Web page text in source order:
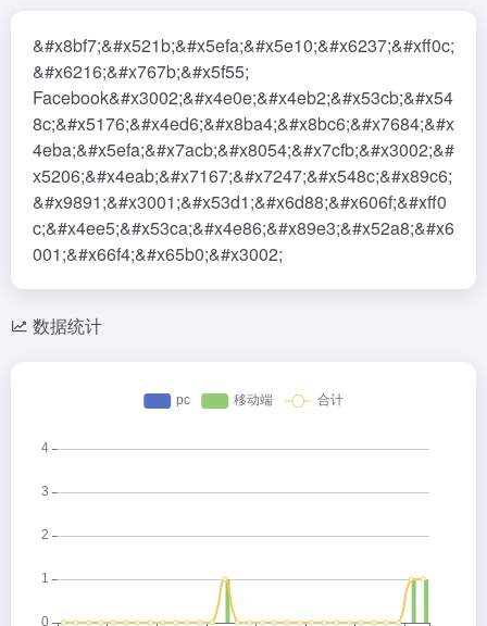
&#x8bf7;&#x521b;&#x5efa;&#x5e10;&#x6237;&#xff0c;
&#x6216;&#x767b;&#x5f55;
Facebook&#x3002;&#x4e0e;&#x4eb2;&#x53cb;&#x54
8c;&#x5176;&#x4ed6;&#x8ba4;&#x8bc6;&#x7684;&#x
4eba;&#x5efa;&#x7acb;&#x8054;&#x7cfb;&#x3002;&#
x5206;&#x4eab;&#x7167;&#x7247;&#x548c;&#x89c6;
&#x9891;&#x3001;&#x53d1;&#x6d88;&#x606f;&#xff0
c;&#x4ee5;&#x53ca;&#x4e86;&#x89e3;&#x52a8;&#x6
001;&#x66f4;&#x65b0;&#x3002;
数据统计